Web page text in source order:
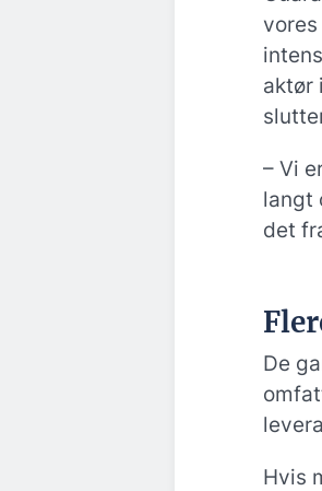
aktør
– Vi
langt
det
De
Hvis